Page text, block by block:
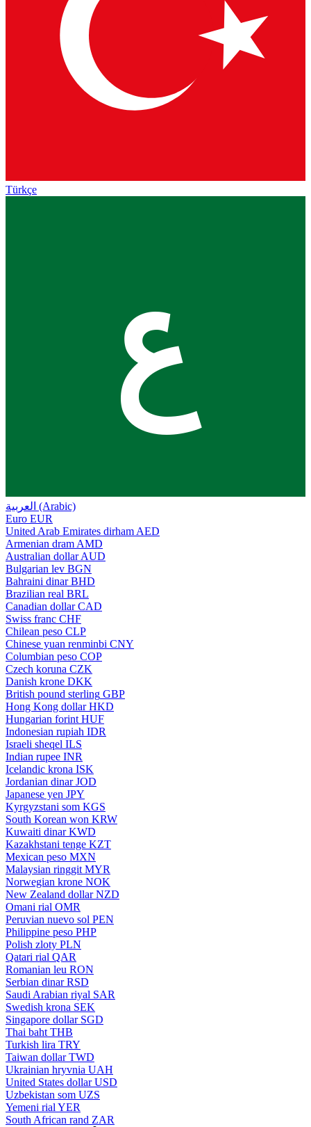
Türkçe
ع
العربية (Arabic)
Euro EUR
United Arab Emirates dirham AED
Armenian dram AMD
Australian dollar AUD
Bulgarian lev BGN
Bahraini dinar BHD
Brazilian real BRL
Canadian dollar CAD
Swiss franc CHF
Chilean peso CLP
Chinese yuan renminbi CNY
Columbian peso COP
Czech koruna CZK
Danish krone DKK
British pound sterling GBP
Hong Kong dollar HKD
Hungarian forint HUF
Indonesian rupiah IDR
Israeli sheqel ILS
Indian rupee INR
Icelandic krona ISK
Jordanian dinar JOD
Japanese yen JPY
Kyrgyzstani som KGS
South Korean won KRW
Kuwaiti dinar KWD
Kazakhstani tenge KZT
Mexican peso MXN
Malaysian ringgit MYR
Norwegian krone NOK
New Zealand dollar NZD
Omani rial OMR
Peruvian nuevo sol PEN
Philippine peso PHP
Polish zloty PLN
Qatari rial QAR
Romanian leu RON
Serbian dinar RSD
Saudi Arabian riyal SAR
Swedish krona SEK
Singapore dollar SGD
Thai baht THB
Turkish lira TRY
Taiwan dollar TWD
Ukrainian hryvnia UAH
United States dollar USD
Uzbekistan som UZS
Yemeni rial YER
South African rand ZAR